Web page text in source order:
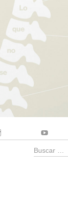
Buscar